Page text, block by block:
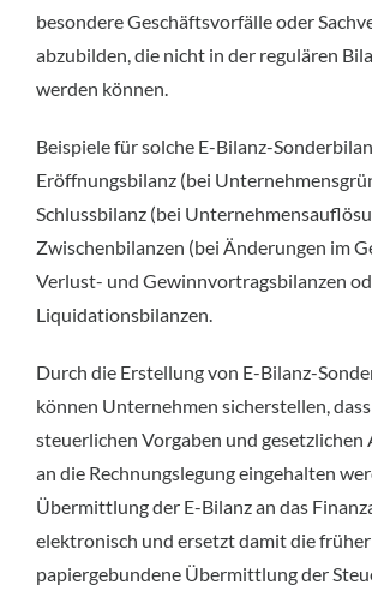
besondere Geschäftsvorfälle oder
abzubilden, die nicht in der regulären
werden können.
Beispiele für solche E-Bilanz-
Eröffnungsbilanz (bei
Schlussbilanz (bei
Zwischenbilanzen (bei Änderungen im
Verlust- und Gewinnvortragsbilanzen
Liquidationsbilanzen.
Durch die Erstellung von E-Bilanz-
können Unternehmen sicherstellen,
steuerlichen Vorgaben und
an die Rechnungslegung eingehalten
Übermittlung der E-Bilanz an das
elektronisch und ersetzt damit die
papiergebundene Übermittlung der